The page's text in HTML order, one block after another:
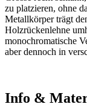
zu platzieren, ohne
Metallkörper trägt
Holzrückenlehne
monochromatische
aber dennoch in
Info &